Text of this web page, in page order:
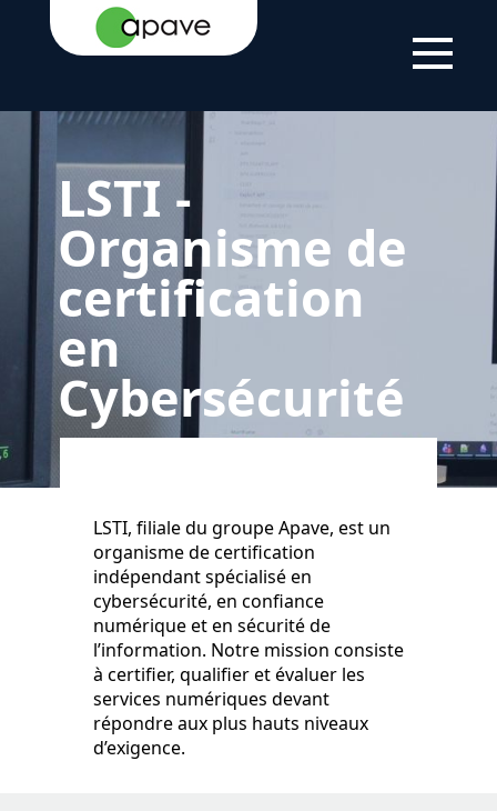
LSTI A PROPOS
LSTI -
Organisme de
certification
en
Cybersécurité
LSTI, filiale du groupe Apave, est un
organisme de certification
indépendant spécialisé en
cybersécurité, en confiance
numérique et en sécurité de
l’information. Notre mission consiste
à certifier, qualifier et évaluer les
services numériques devant
répondre aux plus hauts niveaux
d’exigence.